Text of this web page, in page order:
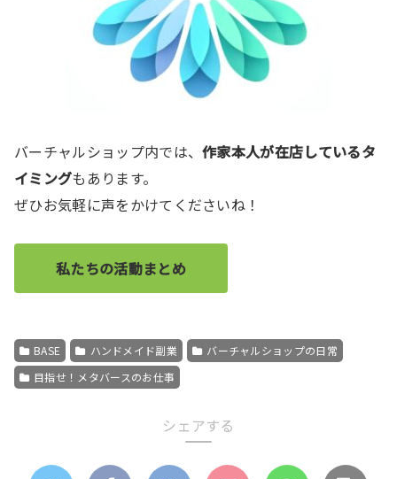
バーチャルショップ内では、作家本人が在店しているタ
イミングもあります。
ぜひお気軽に声をかけてくださいね！
私たちの活動まとめ
BASE ハンドメイド副業
バーチャルショップの日常
目指せ！メタバースのお仕事
シェアする